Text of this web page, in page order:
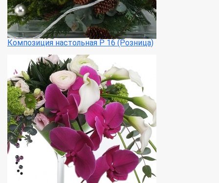
Композиция настольная Р 16 (Розница)